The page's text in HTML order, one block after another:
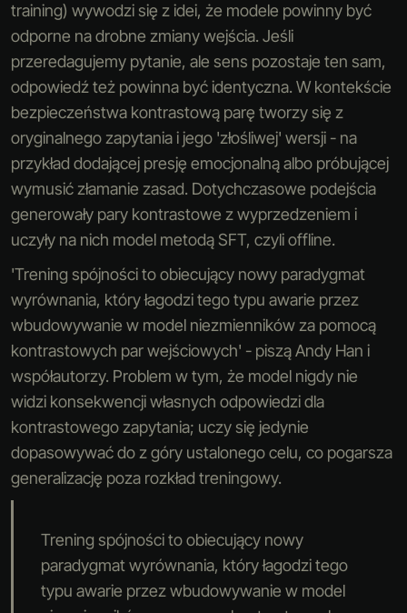
training) wywodzi się z idei, że modele powinny być
odporne na drobne zmiany wejścia. Jeśli
przeredagujemy pytanie, ale sens pozostaje ten sam,
odpowiedź też powinna być identyczna. W kontekście
bezpieczeństwa kontrastową parę tworzy się z
oryginalnego zapytania i jego 'złośliwej' wersji - na
przykład dodającej presję emocjonalną albo próbującej
wymusić złamanie zasad. Dotychczasowe podejścia
generowały pary kontrastowe z wyprzedzeniem i
uczyły na nich model metodą SFT, czyli offline.
'Trening spójności to obiecujący nowy paradygmat
wyrównania, który łagodzi tego typu awarie przez
wbudowywanie w model niezmienników za pomocą
kontrastowych par wejściowych' - piszą Andy Han i
współautorzy. Problem w tym, że model nigdy nie
widzi konsekwencji własnych odpowiedzi dla
kontrastowego zapytania; uczy się jedynie
dopasowywać do z góry ustalonego celu, co pogarsza
generalizację poza rozkład treningowy.
Trening spójności to obiecujący nowy
paradygmat wyrównania, który łagodzi tego
typu awarie przez wbudowywanie w model